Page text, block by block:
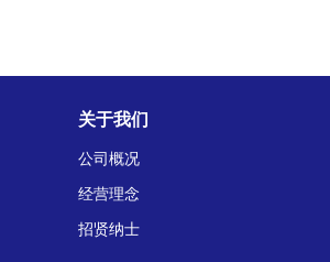
关于我们
公司概况
经营理念
招贤纳士